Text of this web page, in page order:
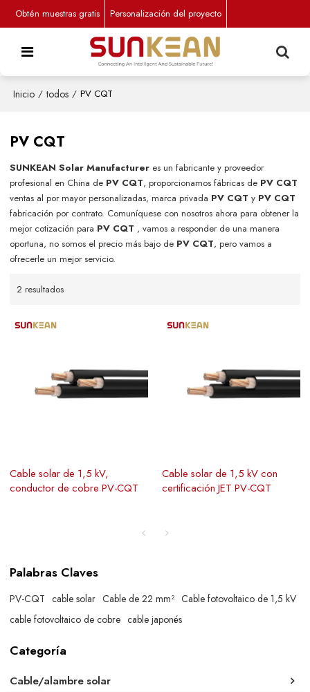
Obtén muestras gratis Personalización del proyecto
Inicio / todos / PV CQT
PV CQT
SUNKEAN Solar Manufacturer es un fabricante y proveedor
profesional en China de PV CQT, proporcionamos fábricas de PV CQT
ventas al por mayor personalizadas, marca privada PV CQT y PV CQT
fabricación por contrato. Comuníquese con nosotros ahora para obtener la
mejor cotización para PV CQT , vamos a responder de una manera
oportuna, no somos el precio más bajo de PV CQT, pero vamos a
ofrecerle un mejor servicio.
2 resultados
Cable solar de 1,5 kV,
conductor de cobre PV-CQT
Cable solar de 1,5 kV con
certificación JET PV-CQT
Palabras Claves
PV-CQT cable solar Cable de 22 mm² Cable fotovoltaico de 1,5 kV
cable fotovoltaico de cobre cable japonés
Categoría
Cable/alambre solar